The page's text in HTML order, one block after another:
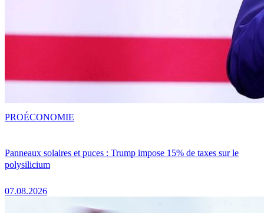
Panneaux solaires et puces : Trump impose 15% de taxes sur le
polysilicium
07.08.2026
PROÉCONOMIE